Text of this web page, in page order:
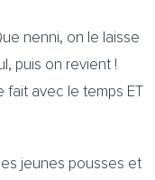
nenni, on le laisse
puis on revient !
fait avec le temps ET
jeunes pousses et